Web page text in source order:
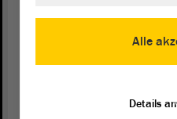
Zurück zur
Alle
Details